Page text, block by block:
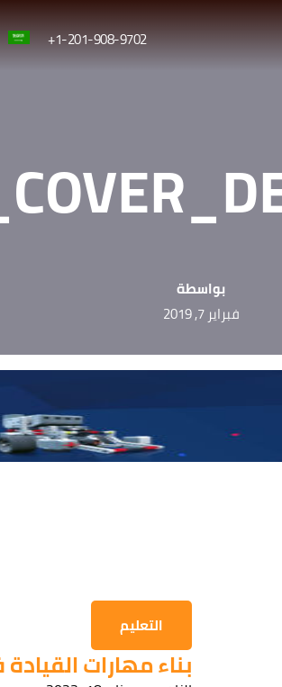
1-201-908-9702+
بواسطة
فبراير 7, 2019
التعليم
بناء مهارات